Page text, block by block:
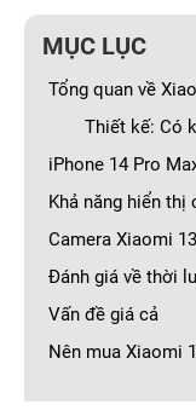
MỤC LỤC
Tổng quan về
Thiết kế: Có
iPhone 14 Pro
Khả năng hiển thị
Camera Xiaomi
Đánh giá về thời
Vấn đề giá cả
Nên mua Xiaomi